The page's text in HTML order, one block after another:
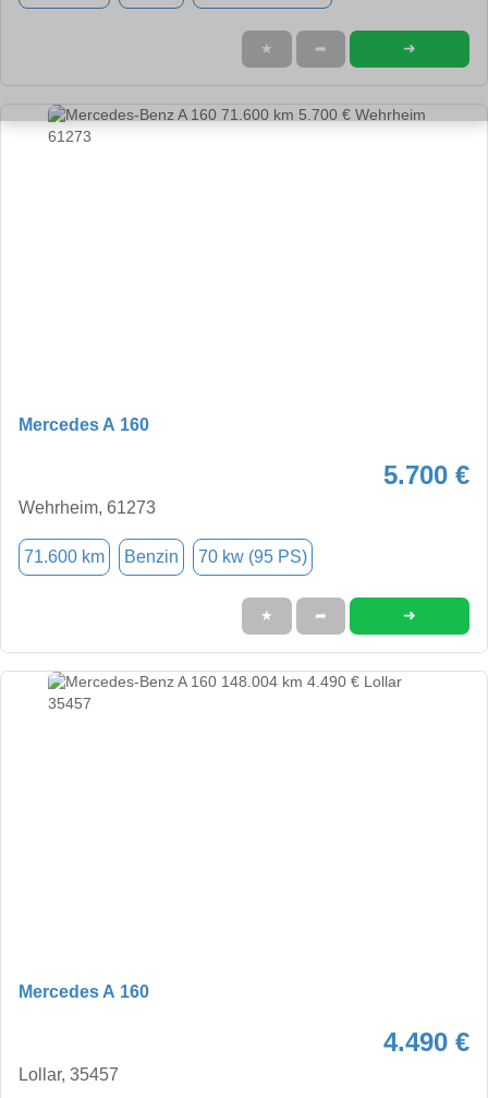
★ ➦ ➜
Mercedes A 160
5.700 €
Wehrheim, 61273
71.600 km Benzin 70 kw (95 PS)
★ ➦ ➜
Mercedes A 160
4.490 €
Lollar, 35457